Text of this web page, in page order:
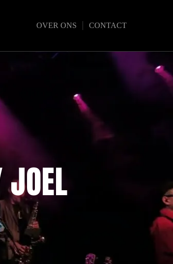
OVER ONS CONTACT